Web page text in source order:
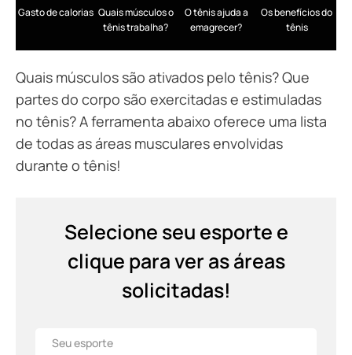
Gasto de calorias Quais músculos o
tênis trabalha?
O tênis ajuda a
emagrecer?
Os benefícios do
tênis
Quais músculos são ativados pelo tênis? Que
partes do corpo são exercitadas e estimuladas
no tênis? A ferramenta abaixo oferece uma lista
de todas as áreas musculares envolvidas
durante o tênis!
Selecione seu esporte e
clique para ver as áreas
solicitadas!
Seu esporte